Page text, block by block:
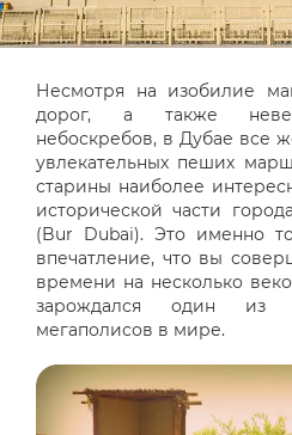
Несмотря на изобилие
дорог, а также
небоскребов, в Дубае все
увлекательных пеших
старины наиболее
исторической части
(Bur Dubai). Это именно
впечатление, что вы
времени на несколько
зарождался один из
мегаполисов в мире.